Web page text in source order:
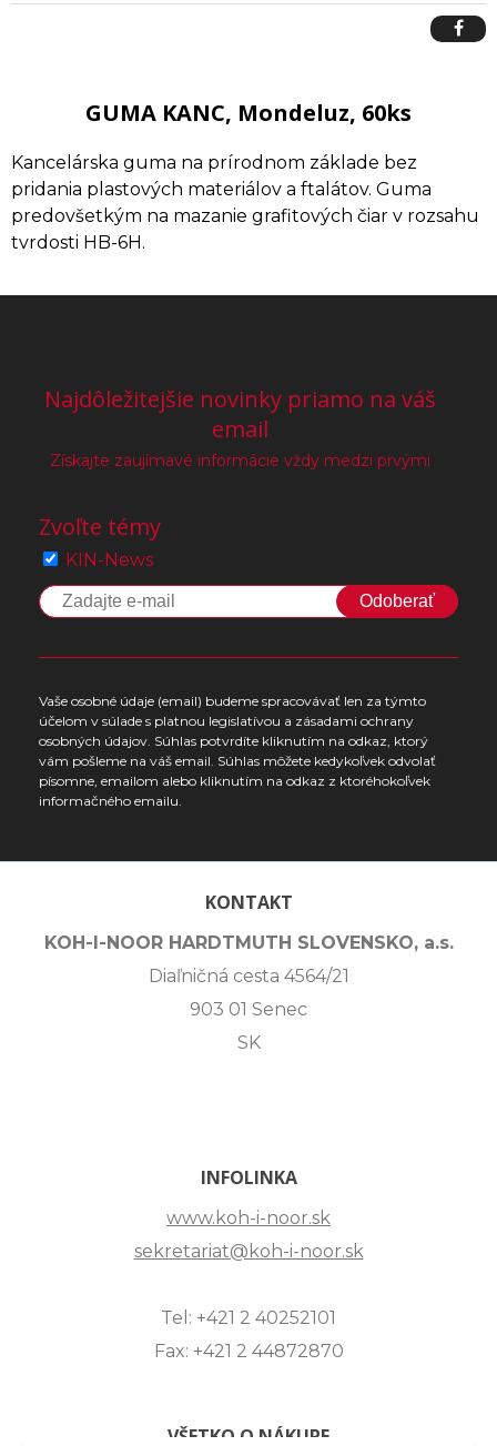
GUMA KANC, Mondeluz, 60ks
Kancelárska guma na prírodnom základe bez
pridania plastových materiálov a ftalátov. Guma
predovšetkým na mazanie grafitových čiar v rozsahu
tvrdosti HB-6H.
Najdôležitejšie novinky priamo na váš
email
Získajte zaujímavé informácie vždy medzi prvými
Zvoľte témy
KIN-News
Odoberať
Vaše osobné údaje (email) budeme spracovávať len za týmto
účelom v súlade s platnou legislatívou a zásadami ochrany
osobných údajov. Súhlas potvrdíte kliknutím na odkaz, ktorý
vám pošleme na váš email. Súhlas môžete kedykoľvek odvolať
písomne, emailom alebo kliknutím na odkaz z ktoréhokoľvek
informačného emailu.
KONTAKT
KOH-I-NOOR HARDTMUTH SLOVENSKO, a.s.
Diaľničná cesta 4564/21
903 01 Senec
SK
INFOLINKA
www.koh-i-noor.sk
sekretariat@koh-i-noor.sk
Tel: +421 2 40252101
Fax: +421 2 44872870
VŠETKO O NÁKUPE